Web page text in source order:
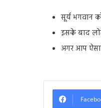
सूर्य भगवान
इसके बाद
अगर आप ऐसा